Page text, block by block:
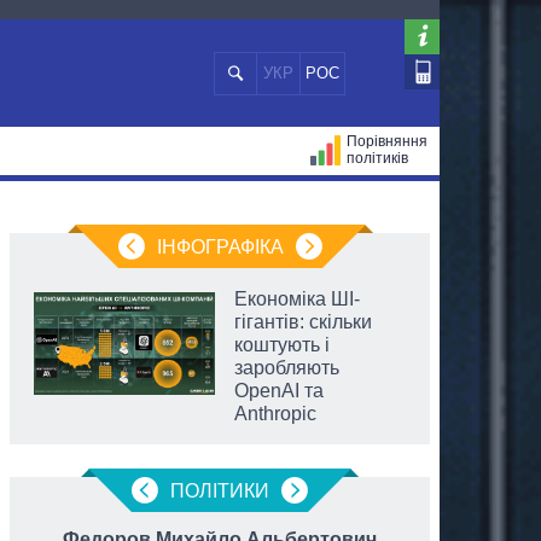
УКР РОС
Порівняння
політиків
ІНФОГРАФІКА
Економіка ШІ-
гігантів: скільки
коштують і
заробляють
OpenAI та
Anthropic
ПОЛIТИКИ